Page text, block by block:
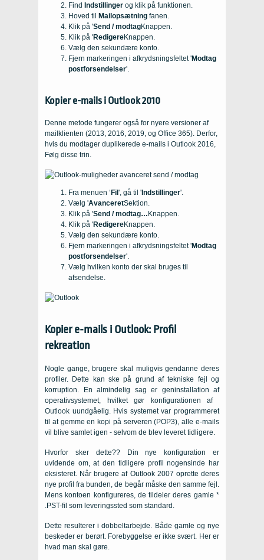
Find Indstillinger og klik på funktionen.
Hoved til
Mailopsætning fanen.
Klik på 'Send / modtagKnappen.
Klik på 'RedigereKnappen.
Vælg den sekundære konto.
Fjern markeringen i afkrydsningsfeltet 'Modtag
postforsendelser'.
Kopier e-mails i Outlook 2010
Denne metode fungerer også for nyere versioner af
mailklienten (2013, 2016, 2019, og Office 365). Derfor,
hvis du modtager duplikerede e-mails i Outlook 2016,
Følg disse trin.
Fra menuen ‘ Fil ', gå til ' Indstillinger'.
Vælg 'AvanceretSektion.
Klik på 'Send / modtag… Knappen.
Klik på 'RedigereKnappen.
Vælg den sekundære konto.
Fjern markeringen i afkrydsningsfeltet 'Modtag
postforsendelser'.
Vælg hvilken konto der skal bruges til
afsendelse.
Kopier e-mails i Outlook: Profil
rekreation
Nogle gange, brugere skal muligvis gendanne deres
profiler. Dette kan ske på grund af tekniske fejl og
korruption. En almindelig sag er geninstallation af
operativsystemet, hvilket gør konfigurationen af ​​
Outlook uundgåelig. Hvis systemet var programmeret
til at gemme en kopi på serveren (POP3), alle e-mails
vil blive samlet igen - selvom de blev leveret tidligere.
Hvorfor sker dette?? Din nye konfiguration er
uvidende om, at den tidligere profil nogensinde har
eksisteret. Når brugere af Outlook 2007 oprette deres
nye profil fra bunden, de begår måske den samme fejl.
Mens kontoen konfigureres, de tildeler deres gamle *
.PST-fil som leveringssted som standard.
Dette resulterer i dobbeltarbejde. Både gamle og nye
beskeder er berørt. Forebyggelse er ikke svært. Her er
hvad man skal gøre.